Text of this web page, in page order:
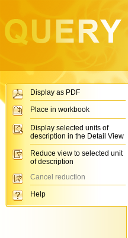
Display as PDF
Place in workbook
Display selected units of
description in the Detail View
Reduce view to selected unit
of description
Cancel reduction
Help